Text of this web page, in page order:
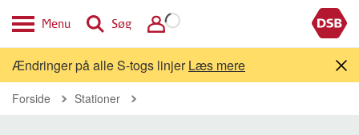
Menu Søg
Ændringer på alle S-togs linjerLæs mere
Forside Stationer